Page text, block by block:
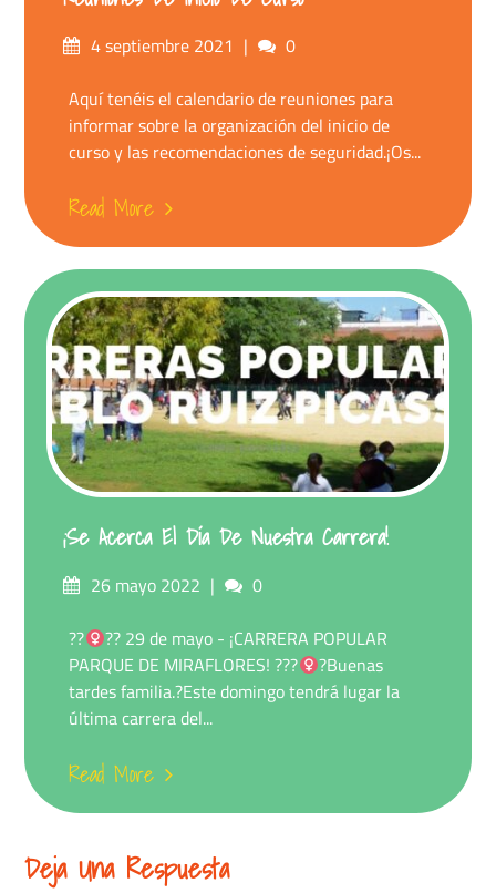
4 septiembre 2021
0
Aquí tenéis el calendario de reuniones para
informar sobre la organización del inicio de
curso y las recomendaciones de seguridad.¡Os...
Read More
¡Se Acerca El Día De Nuestra Carrera!
26 mayo 2022
0
??‍
?? 29 de mayo - ¡CARRERA POPULAR
PARQUE DE MIRAFLORES! ???‍
?Buenas
tardes familia.?Este domingo tendrá lugar la
última carrera del...
Read More
Deja Una Respuesta